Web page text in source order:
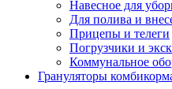
Навесное для
Для полива и
Прицепы и телеги
Погрузчики и
Коммунальное
Грануляторы